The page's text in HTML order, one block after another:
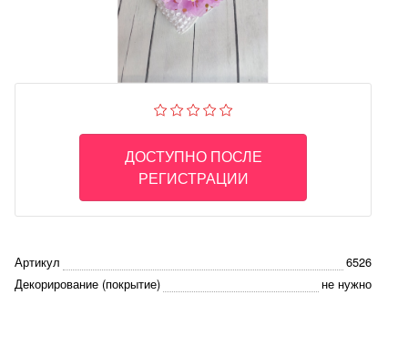
ДОСТУПНО ПОСЛЕ
РЕГИСТРАЦИИ
Артикул
6526
Декорирование (покрытие)
не нужно